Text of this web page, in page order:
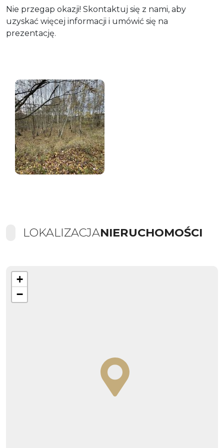
Nie przegap okazji! Skontaktuj się z nami, aby
uzyskać więcej informacji i umówić się na
prezentację.
LOKALIZACJANIERUCHOMOŚCI
+
−